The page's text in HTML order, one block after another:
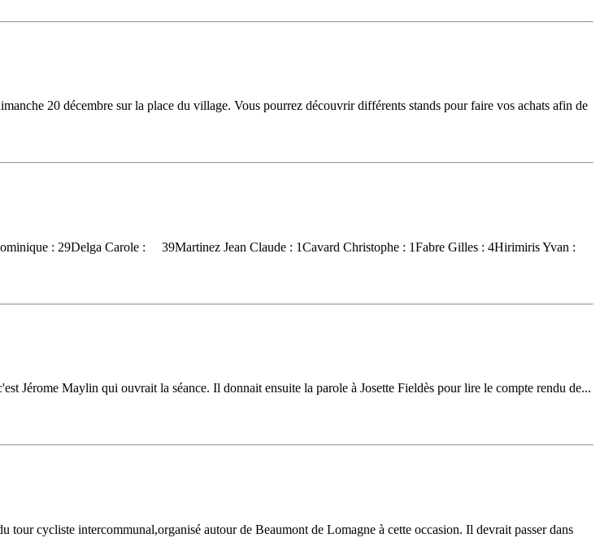
20 décembre sur la place du village. Vous pourrez découvrir différents stands pour faire vos achats afin de
: 29Delga Carole : 39Martinez Jean Claude : 1Cavard Christophe : 1Fabre Gilles : 4Hirimiris Yvan :
Jérome Maylin qui ouvrait la séance. Il donnait ensuite la parole à Josette Fieldès pour lire le compte rendu de...
cycliste intercommunal,organisé autour de Beaumont de Lomagne à cette occasion. Il devrait passer dans